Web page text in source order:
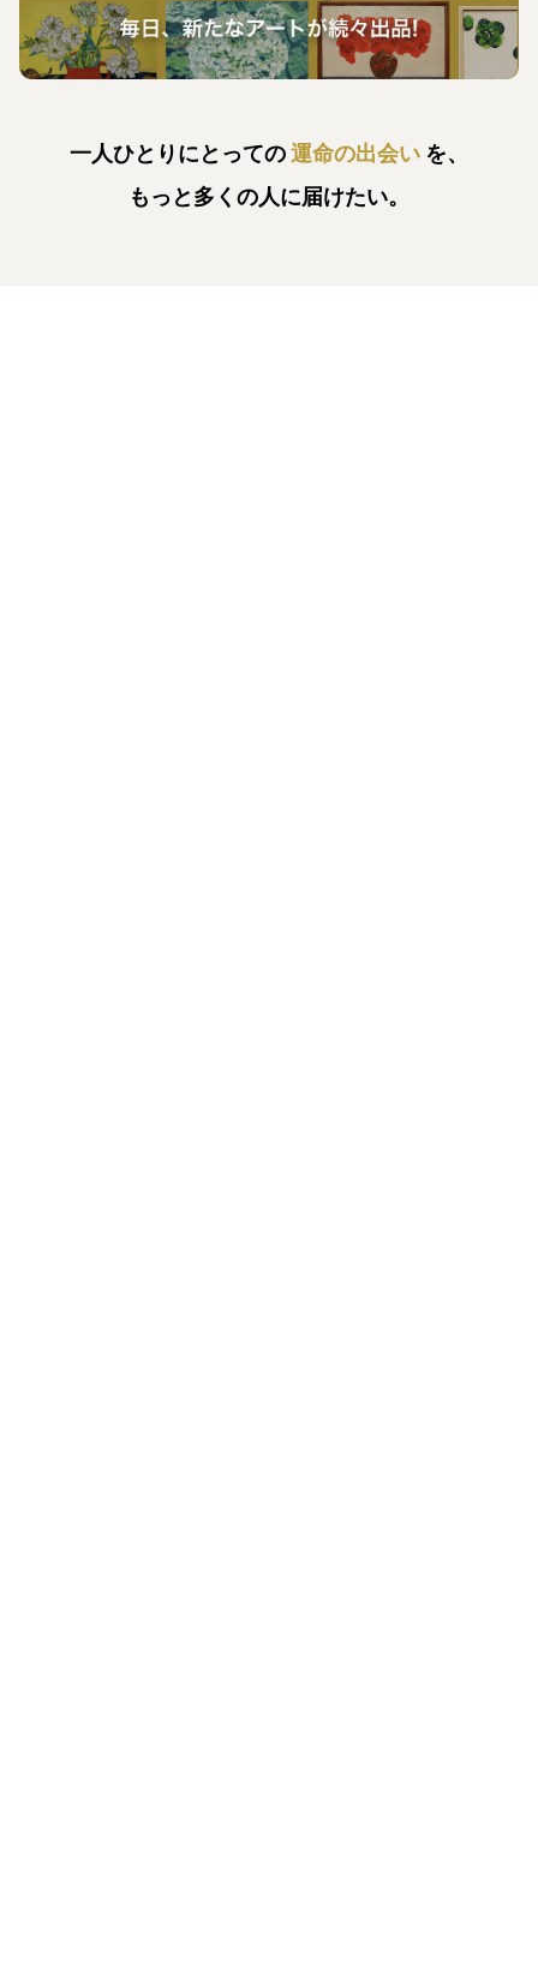
一人ひとりにとっての運命の出会い を、
もっと多くの人に届けたい。